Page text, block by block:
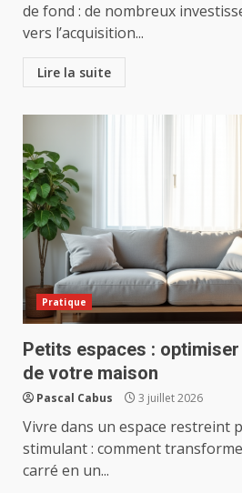
de fond : de nombreux
vers l’acquisition...
Lire la suite
Pratique
Petits espaces :
de votre maison
Pascal Cabus 3 juillet 2026
Vivre dans un espace restreint
stimulant : comment
carré en un...